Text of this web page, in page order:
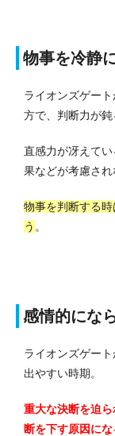
物事を冷静
ライオンズゲー
方で、判断力が鈍
直感力が冴えて
果などが考慮され
物事を判断する
う 。
感情的にな
ライオンズゲー
出やすい時期。
重大な決断を迫
断を下す原因にな